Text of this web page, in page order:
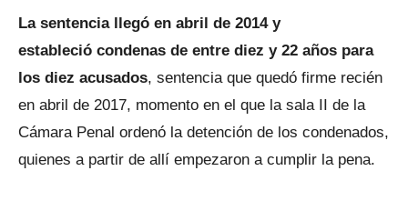
La sentencia llegó en abril de 2014 y
estableció condenas de entre diez y 22 años para
los diez acusados, sentencia que quedó firme recién
en abril de 2017, momento en el que la sala II de la
Cámara Penal ordenó la detención de los condenados,
quienes a partir de allí empezaron a cumplir la pena.